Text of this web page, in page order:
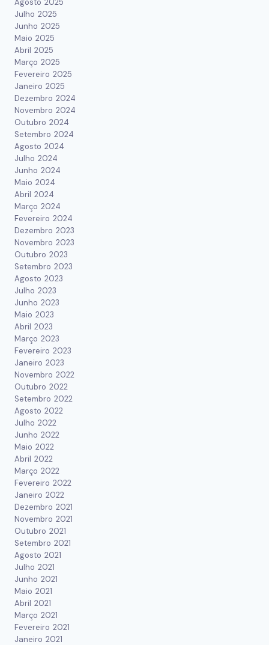
Julho 2025
Junho 2025
Maio 2025
Abril 2025
Março 2025
Fevereiro 2025
Janeiro 2025
Dezembro 2024
Novembro 2024
Outubro 2024
Setembro 2024
Agosto 2024
Julho 2024
Junho 2024
Maio 2024
Abril 2024
Março 2024
Fevereiro 2024
Dezembro 2023
Novembro 2023
Outubro 2023
Setembro 2023
Agosto 2023
Julho 2023
Junho 2023
Maio 2023
Abril 2023
Março 2023
Fevereiro 2023
Janeiro 2023
Novembro 2022
Outubro 2022
Setembro 2022
Agosto 2022
Julho 2022
Junho 2022
Maio 2022
Abril 2022
Março 2022
Fevereiro 2022
Janeiro 2022
Dezembro 2021
Novembro 2021
Outubro 2021
Setembro 2021
Agosto 2021
Julho 2021
Junho 2021
Maio 2021
Abril 2021
Março 2021
Fevereiro 2021
Janeiro 2021